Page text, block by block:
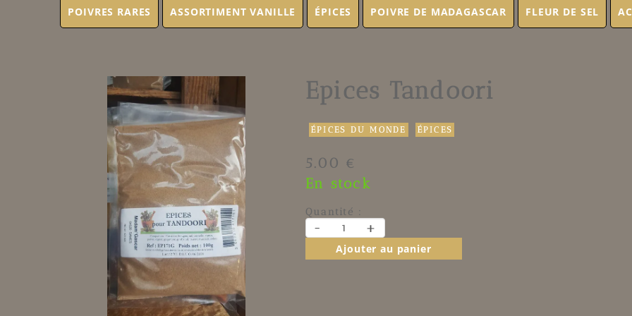
POIVRES RARES ASSORTIMENT VANILLE ÉPICES POIVRE DE MADAGASCAR FLEUR DE SEL
Epices Tandoori
ÉPICES DU MONDE ÉPICES
5.00 €
En stock
Quantité :
- +
Ajouter au panier